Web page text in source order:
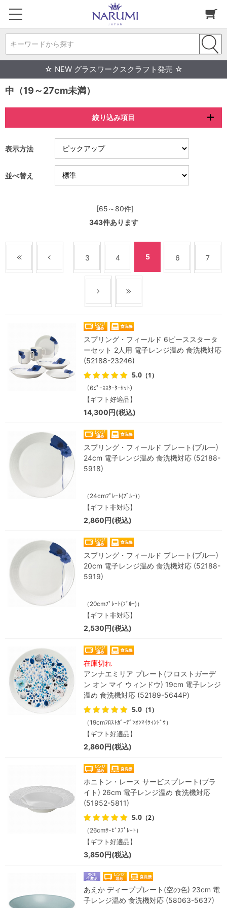
キーワードから探す
☆ NEW グラスワークスクラフト発売 ☆
中（19～27cm未満）
絞り込み項目
表示方法
並べ替え
[65～80件]
343件あります
3 4 5 6 7
スプリング・フィールド 6ピーススタータ
ーセット 2人用 電子レンジ温め 食洗機対応
(52188-23246)
5.0 （1）
（6ﾋﾟｰｽｽﾀｰﾀｰｾｯﾄ）
【ギフト好適品】
14,300円(税込)
スプリング・フィールド プレート(ブルー)
24cm 電子レンジ温め 食洗機対応 (52188-
5918)
（24cmﾌﾟﾚｰﾄ(ﾌﾞﾙｰ)）
【ギフト非対応】
2,860円(税込)
スプリング・フィールド プレート(ブルー)
20cm 電子レンジ温め 食洗機対応 (52188-
5919)
（20cmﾌﾟﾚｰﾄ(ﾌﾞﾙｰ)）
【ギフト非対応】
2,530円(税込)
在庫切れ
アンナエミリア プレート(フロストガーデ
ン オン マイ ウィンドウ) 19cm 電子レンジ
温め 食洗機対応 (52189-5644P)
5.0 （1）
（19cmﾌﾛｽﾄｶﾞｰﾃﾞﾝｵﾝﾏｲｳｨﾝﾄﾞｳ）
【ギフト好適品】
2,860円(税込)
ホニトン・レース サービスプレート(ブラ
イト) 26cm 電子レンジ温め 食洗機対応
(51952-5811)
5.0 （2）
（26cmｻｰﾋﾞｽﾌﾟﾚｰﾄ）
【ギフト好適品】
3,850円(税込)
あえか ディーププレート(空の色) 23cm 電
子レンジ温め 食洗機対応 (58063-5637)